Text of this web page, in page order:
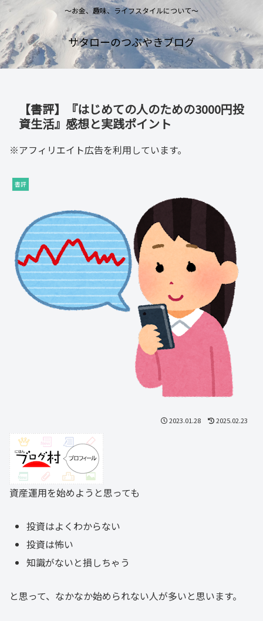
～お金、趣味、ライフスタイルについて～
サタローのつぶやきブログ
【書評】『はじめての人のための3000円投
資生活』感想と実践ポイント
※アフィリエイト広告を利用しています。
書評
2023.01.28 2025.02.23
資産運用を始めようと思っても
投資はよくわからない
投資は怖い
知識がないと損しちゃう
と思って、なかなか始められない人が多いと思います。